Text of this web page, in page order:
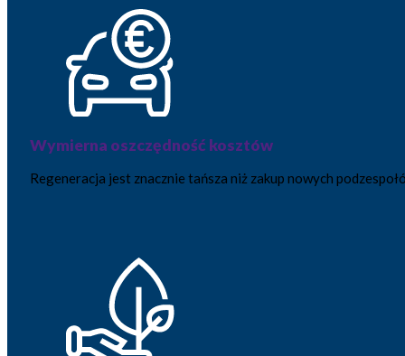
Wymierna oszczędność kosztów
Regeneracja jest znacznie tańsza niż zakup nowych